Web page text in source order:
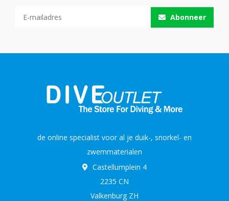
Abonneer
de online specialist voor al je duik-, snorkel- en
zwemmaterialen
Castellumplein 4
2235 CN
Valkenburg ZH